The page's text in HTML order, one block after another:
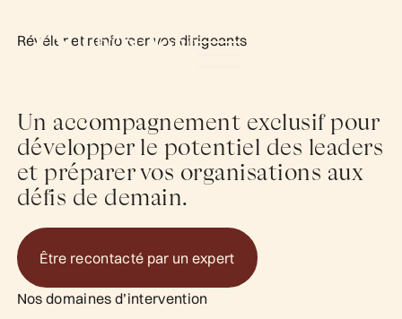
Révéler et renforcer vos dirigeants
Un accompagnement exclusif pour
développer le potentiel des leaders
et préparer vos organisations aux
défis de demain.
Être recontacté par un expert
Être recontacté par un expert
Nos domaines d’intervention